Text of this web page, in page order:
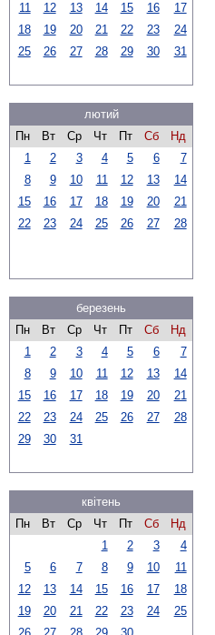
11
12 13 14 15 16
17
18
19 20 21 22 23
24
25
26 27 28 29 30 31
лютий
Пн
Вт Ср Чт Пт Сб
Нд
1
2 3 4 5 6
7
8
9 10 11 12 13
14
15
16 17 18 19 20
21
22
23 24 25 26 27 28
березень
Пн
Вт Ср Чт Пт Сб
Нд
1
2 3 4 5 6
7
8
9 10 11 12 13
14
15
16 17 18 19 20
21
22
23 24 25 26 27
28
29
30 31
квітень
Пн
Вт Ср Чт Пт Сб
Нд
1
2 3
4
5
6 7 8 9 10
11
12
13 14 15 16 17
18
19
20 21 22 23 24
25